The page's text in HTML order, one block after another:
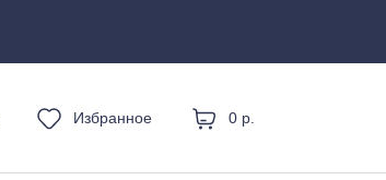
Избранное 0 р.